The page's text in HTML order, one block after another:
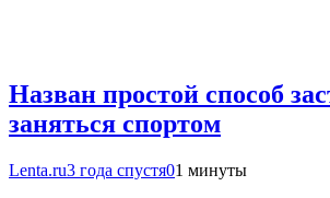
Назван простой способ
заняться спортом
Lenta.ru3 года спустя01 минуты